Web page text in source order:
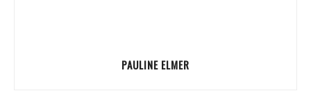
PAULINE ELMER